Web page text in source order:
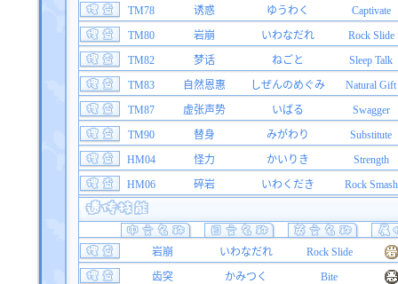
TM78
诱惑 ゆうわく
Captivate
TM80
岩崩 いわなだれ
Rock Slide
TM82
梦话 ねごと
Sleep Talk
TM83
自然恩惠 しぜんのめぐみ
Natural Gift
TM87
虚张声势 いばる
Swagger
TM90
替身 みがわり
Substitute
HM04
怪力 かいりき
Strength
HM06
碎岩 いわくだき Rock Smash
岩崩 いわなだれ
Rock Slide
齿突
かみつく
Bite